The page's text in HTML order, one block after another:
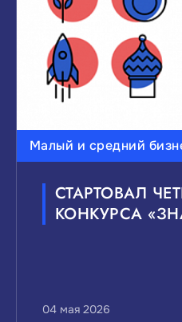
Малый и средний
СТАРТОВАЛ
КОНКУРСА
04 мая 2026